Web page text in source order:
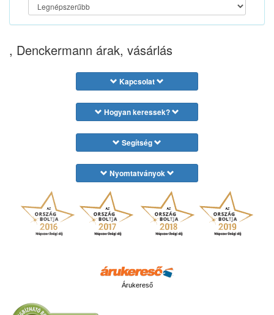
, Denckermann árak, vásárlás
Kapcsolat
Hogyan keressek?
Segítség
Nyomtatványok
Árukereső